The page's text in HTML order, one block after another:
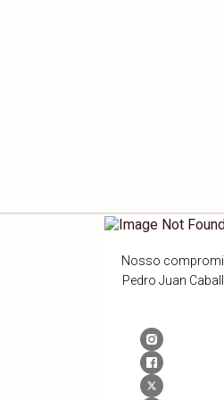
Nosso
Pedro Juan